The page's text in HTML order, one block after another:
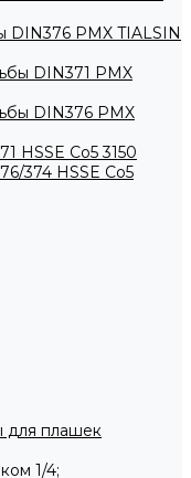
DIN376 PMX TIALSIN
DIN371 PMX
DIN376 PMX
HSSE Co5 3150
374 HSSE Co5
для плашек
1/4;